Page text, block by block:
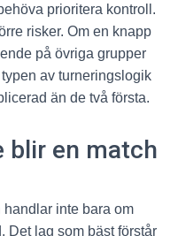
prioritera kontroll.
risker. Om en knapp
på övriga grupper
av turneringslogik
än de två första.
blir en match
inte bara om
Det lag som bäst förstår